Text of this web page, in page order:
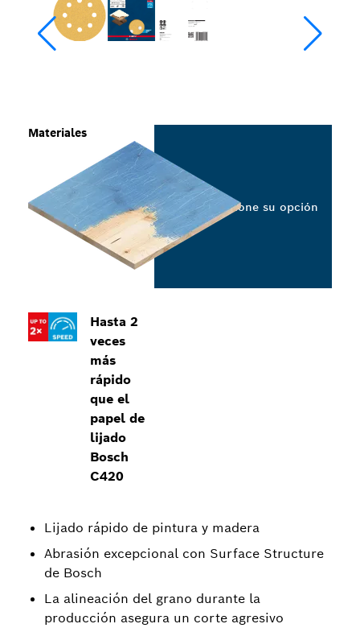
Hasta 2
veces
más
rápido
que el
papel de
lijado
Bosch
C420
Lijado rápido de pintura y madera
Abrasión excepcional con Surface Structure
de Bosch
La alineación del grano durante la
producción asegura un corte agresivo
Materiales
Seleccione su opción